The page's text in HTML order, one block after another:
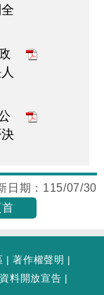
日期： 115/07/30
首
|著作權聲明 |
料開放宣告 |